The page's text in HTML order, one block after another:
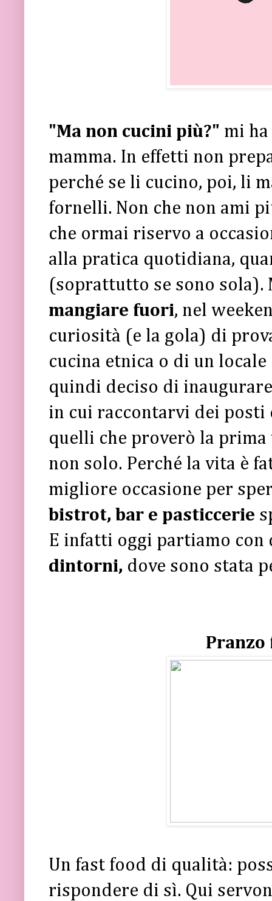
"Ma non cucini più?" mi
mamma. In effetti non
perché se li cucino, poi, li
fornelli. Non che non ami
che ormai riservo a
alla pratica quotidiana,
(soprattutto se sono sola).
mangiare fuori, nel
curiosità (e la gola) di
cucina etnica o di un
quindi deciso di
in cui raccontarvi dei posti
quelli che proverò la prima
non solo. Perché la vita è
migliore occasione per
bistrot, bar e pasticcerie
E infatti oggi partiamo
dintorni, dove sono stata
Pranzo
Un fast food di qualità:
rispondere di sì. Qui